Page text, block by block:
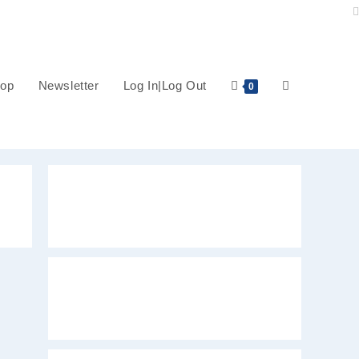
Newsletter Log In|Log Out 0 Website-